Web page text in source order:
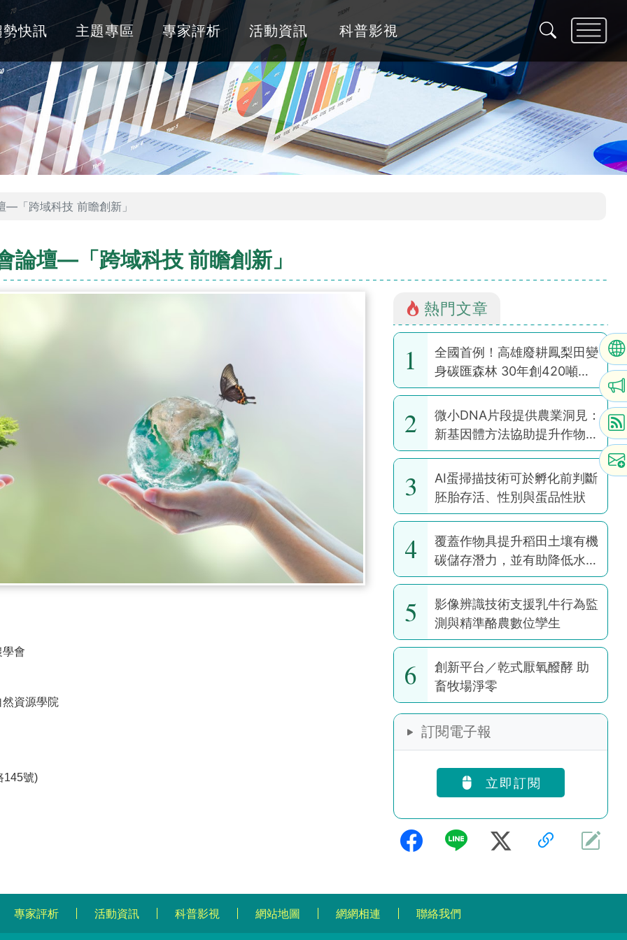
勢快訊 主題專區 專家評析 活動資訊 科普影視
—「跨域科技 前瞻創新」
論壇—「跨域科技 前瞻創新」
會
資源學院
145號)
熱門文章
1
全國首例！高雄廢耕鳳梨田變
身碳匯森林 30年創420噸碳
權
2
微小DNA片段提供農業洞見：
新基因體方法協助提升作物韌
性
3
AI蛋掃描技術可於孵化前判斷
胚胎存活、性別與蛋品性狀
4
覆蓋作物具提升稻田土壤有機
碳儲存潛力，並有助降低水稻
耕作全球暖化潛勢
5
影像辨識技術支援乳牛行為監
測與精準酪農數位孿生
6
創新平台／乾式厭氧醱酵 助
畜牧場淨零
訂閱電子報
立即訂閱
專家評析 活動資訊 科普影視 網站地圖 網網相連 聯絡我們